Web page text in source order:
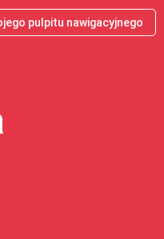
pulpitu nawigacyjnego